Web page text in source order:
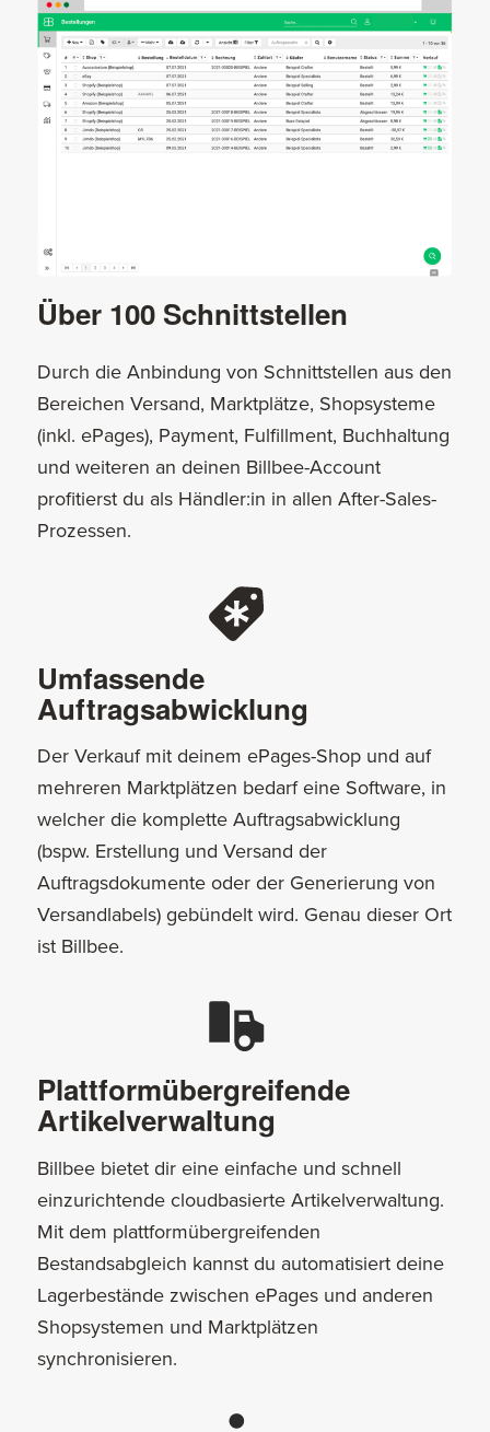
Über 100 Schnittstellen
Durch die Anbindung von Schnittstellen aus den
Bereichen Versand, Marktplätze, Shopsysteme
(inkl. ePages), Payment, Fulfillment, Buchhaltung
und weiteren an deinen Billbee-Account
profitierst du als Händler:in in allen After-Sales-
Prozessen.
Umfassende
Auftragsabwicklung
Der Verkauf mit deinem ePages-Shop und auf
mehreren Marktplätzen bedarf eine Software, in
welcher die komplette Auftragsabwicklung
(bspw. Erstellung und Versand der
Auftragsdokumente oder der Generierung von
Versandlabels) gebündelt wird. Genau dieser Ort
ist Billbee.
Plattformübergreifende
Artikelverwaltung
Billbee bietet dir eine einfache und schnell
einzurichtende cloudbasierte Artikelverwaltung.
Mit dem plattformübergreifenden
Bestandsabgleich kannst du automatisiert deine
Lagerbestände zwischen ePages und anderen
Shopsystemen und Marktplätzen
synchronisieren.